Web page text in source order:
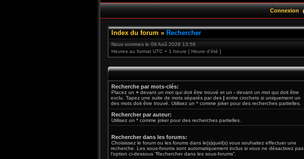
Connexion
Index du forum » Rechercher
Nous sommes le 09 Aoû 2026 13:58
Heures au format UTC + 1 heure [ Heure d’été ]
Recherche par mots-clés:
Placez un + devant un mot qui doit être trouvé et un - devant un mot qui doit être
exclu. Tapez une suite de mots séparés par des | entre crochets si uniquement un
des mots doit être trouvé. Utilisez un * comme joker pour des recherches partielles.
Rechercher par auteur:
Utilisez un * comme joker pour des recherches partielles.
Rechercher dans les forums:
Choisissez le forum ou les forums dans le(s)quel(s) vous souhaitez effectuer une
recherche. Les sous-forums sont automatiquement inclus si vous ne désactivez pas
l’option ci-dessous “Rechercher dans les sous-forums”.